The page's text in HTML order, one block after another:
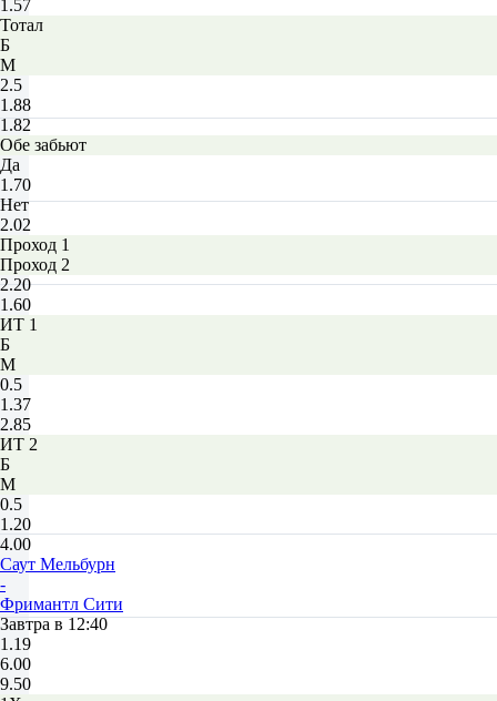
1.57
Тотал
Б
М
2.5
1.88
1.82
Обе забьют
Да
1.70
Нет
2.02
Проход 1
Проход 2
2.20
1.60
ИТ 1
Б
М
0.5
1.37
2.85
ИТ 2
Б
М
0.5
1.20
4.00
Саут Мельбурн
-
Фримантл Сити
Завтра в 12:40
1.19
6.00
9.50